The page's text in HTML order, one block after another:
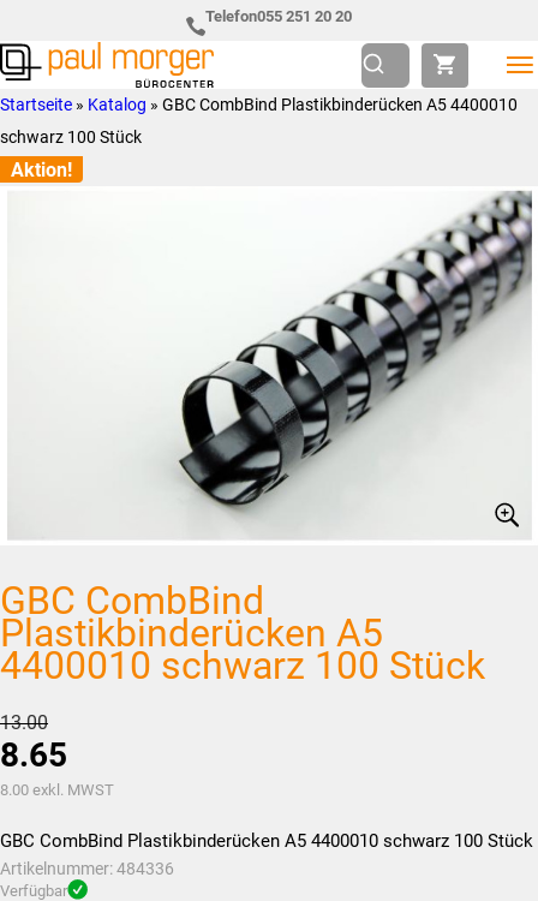
Hauptnavigation
springen
to
main
content
Telefon055 251 20 20
Paul
Morger
AG
so
individuell
wie
Startseite » Katalog » GBC CombBind Plastikbinderücken A5 4400010
schwarz 100 Stück
Aktion!
GBC CombBind
Plastikbinderücken A5
4400010 schwarz 100 Stück
13.00Ursprünglicher
Preis
war:
8.65
Aktueller
ist:
CHF8.65.
8.00 exkl. MWST
GBC CombBind Plastikbinderücken A5 4400010 schwarz 100 Stück
Artikelnummer:484336
Verfügbar